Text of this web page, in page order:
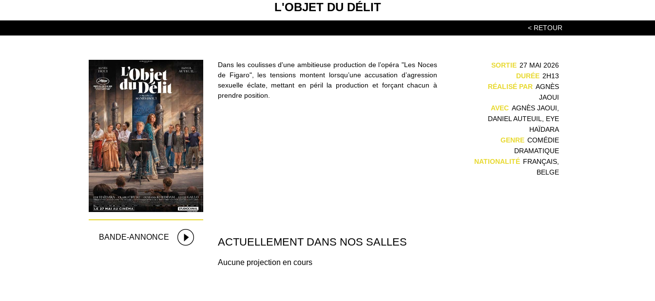
L'OBJET DU DÉLIT
< RETOUR
BANDE-ANNONCE
Dans les coulisses d'une ambitieuse production de l’opéra "Les Noces
de Figaro", les tensions montent lorsqu’une accusation d’agression
sexuelle éclate, mettant en péril la production et forçant chacun à
prendre position.
SORTIE 27 MAI 2026
DURÉE 2H13
RÉALISÉ PAR AGNÈS
JAOUI
AVEC AGNÈS JAOUI,
DANIEL AUTEUIL, EYE
HAÏDARA
GENRE COMÉDIE
DRAMATIQUE
NATIONALITÉ FRANÇAIS,
BELGE
ACTUELLEMENT DANS NOS SALLES
Aucune projection en cours